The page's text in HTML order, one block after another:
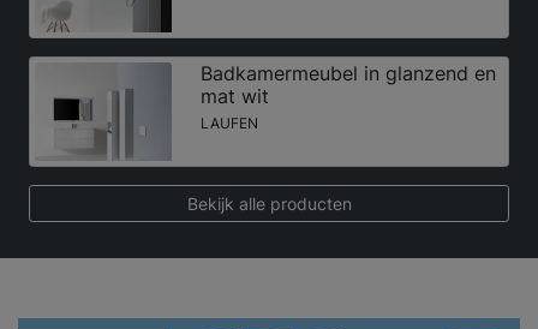
Badkamermeubel in glanzend en
mat wit
LAUFEN
Bekijk alle producten